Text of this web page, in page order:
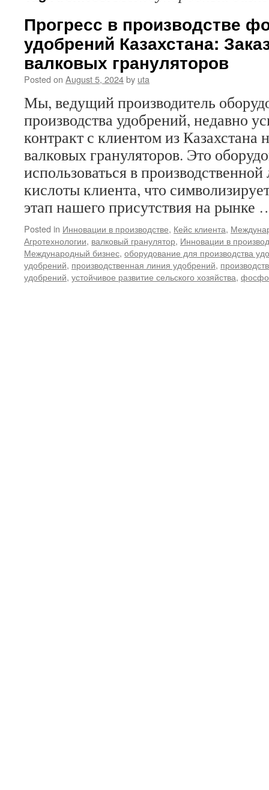
Прогресс в производстве
удобрений Казахстана:
валковых грануляторов
Posted on August 5, 2024by uta
Мы, ведущий производитель
производства удобрений, недавно
контракт с клиентом из Казахстана
валковых грануляторов. Это
использоваться в
кислоты клиента, что
этап нашего присутствия на
Posted in Инновации в производстве, Кейс клиента,
Агротехнологии, валковый гранулятор, Инновации в
Международный бизнес, оборудование для производства
удобрений, производственная линия удобрений,
удобрений, устойчивое развитие сельского хозяйства,